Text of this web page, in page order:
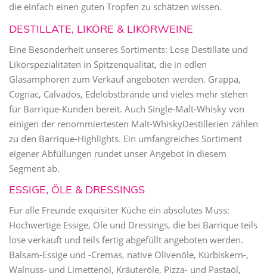
die einfach einen guten Tropfen zu schätzen wissen.
DESTILLATE, LIKÖRE & LIKÖRWEINE
Eine Besonderheit unseres Sortiments: Lose Destillate und
Likörspezialitäten in Spitzenqualität, die in edlen
Glasamphoren zum Verkauf angeboten werden. Grappa,
Cognac, Calvados, Edelobstbrände und vieles mehr stehen
für Barrique-Kunden bereit. Auch Single-Malt-Whisky von
einigen der renommiertesten Malt-WhiskyDestillerien zählen
zu den Barrique-Highlights. Ein umfangreiches Sortiment
eigener Abfüllungen rundet unser Angebot in diesem
Segment ab.
ESSIGE, ÖLE & DRESSINGS
Für alle Freunde exquisiter Küche ein absolutes Muss:
Hochwertige Essige, Öle und Dressings, die bei Barrique teils
lose verkauft und teils fertig abgefüllt angeboten werden.
Balsam-Essige und -Cremas, native Olivenöle, Kürbiskern-,
Walnuss- und Limettenöl, Kräuteröle, Pizza- und Pastaöl,